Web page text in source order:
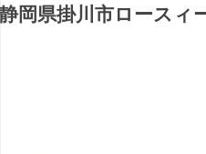
岡県掛川市ロース